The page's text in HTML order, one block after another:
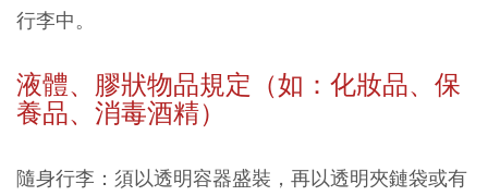
行李中。
液體、膠狀物品規定（如：化妝品、保
養品、消毒酒精）
隨身行李：須以透明容器盛裝，再以透明夾鏈袋或有